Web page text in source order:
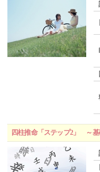
四柱推命「ステップ2」 ～